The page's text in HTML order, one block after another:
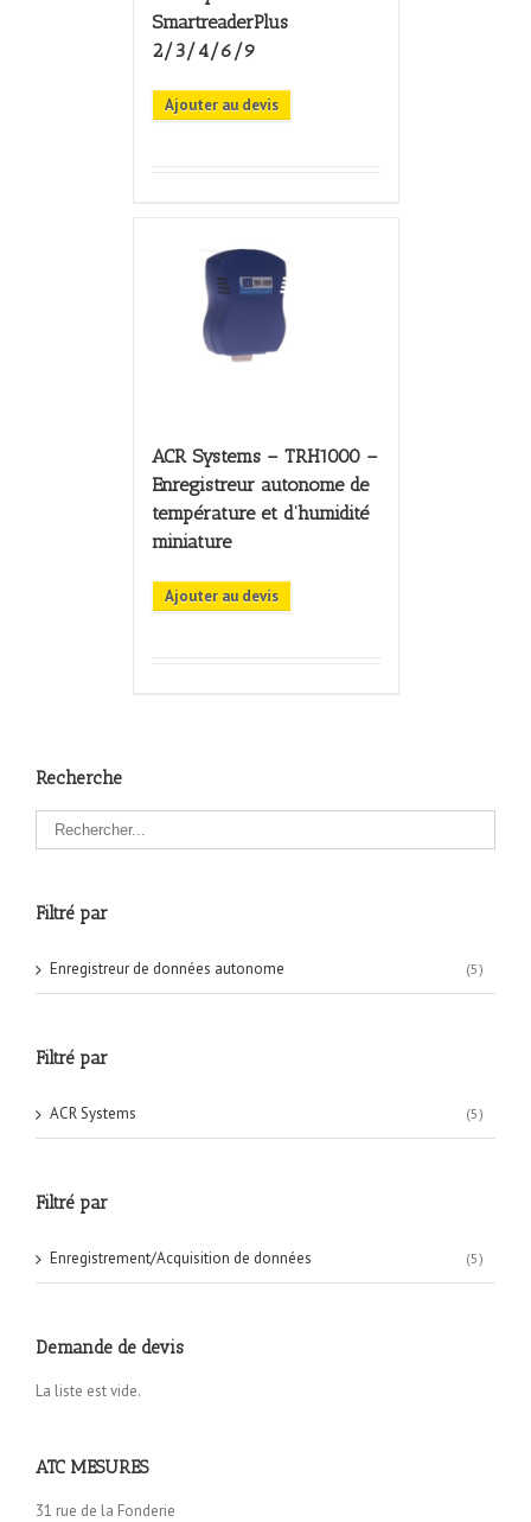
SmartreaderPlus
2/3/4/6/9
Ajouter au devis
ACR Systems – TRH1000 –
Enregistreur autonome de
température et d’humidité
miniature
Ajouter au devis
Recherche
Filtré par
Enregistreur de données autonome (5)
Filtré par
ACR Systems (5)
Filtré par
Enregistrement/Acquisition de données (5)
Demande de devis
La liste est vide.
ATC MESURES
31 rue de la Fonderie